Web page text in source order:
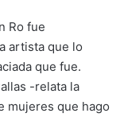
Ro fue
artista que lo
que fue.
-relata la
mujeres que hago